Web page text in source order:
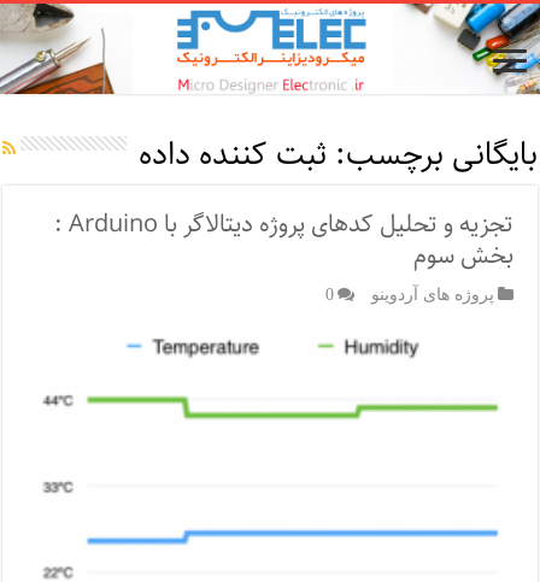
بایگانی برچسب: ثبت کننده داده
تجزیه و تحلیل کدهای پروژه دیتالاگر با Arduino :
بخش سوم
پروژه های آردوینو 0